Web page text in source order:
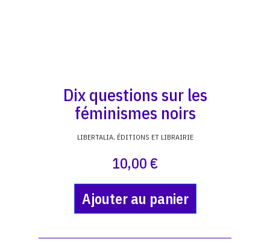
Dix questions sur les
féminismes noirs
LIBERTALIA, ÉDITIONS ET LIBRAIRIE
10,00 €
Ajouter au panier